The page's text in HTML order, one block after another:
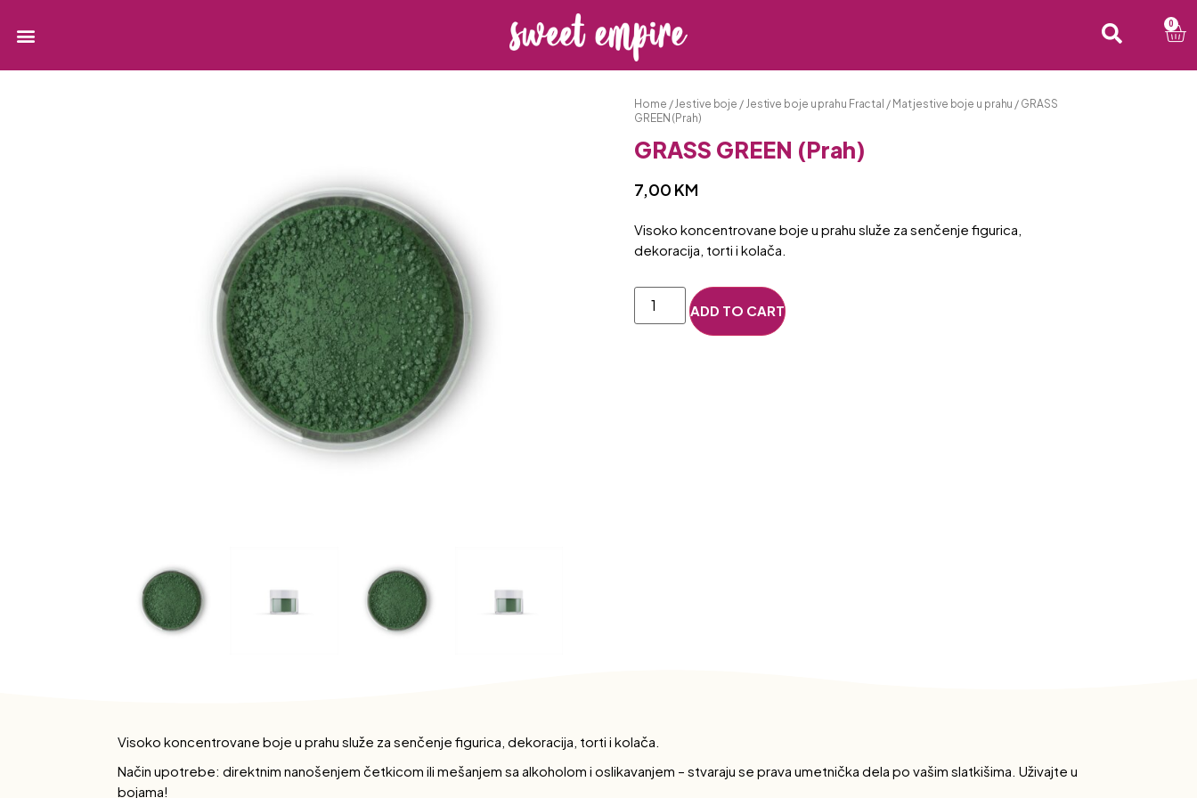
0
Home /Jestive boje / Jestive boje u prahu Fractal / Mat jestive boje u prahu / GRASS
GREEN (Prah)
GRASS GREEN (Prah)
7,00 KM
Visoko koncentrovane boje u prahu služe za senčenje figurica,
dekoracija, torti i kolača.
ADD TO CART
Visoko koncentrovane boje u prahu služe za senčenje figurica, dekoracija, torti i kolača.
Način upotrebe: direktnim nanošenjem četkicom ili mešanjem sa alkoholom i oslikavanjem – stvaraju se prava umetnička dela po vašim slatkišima. Uživajte u
bojama!